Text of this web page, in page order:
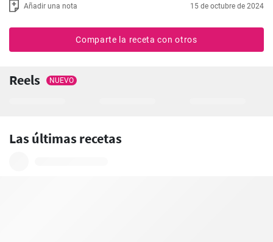
Añadir una nota 15 de octubre de 2024
Comparte la receta con otros
Reels NUEVO
Las últimas recetas